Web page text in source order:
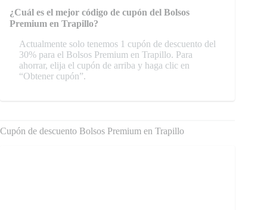
¿Cuál es el mejor código de cupón del Bolsos
Premium en Trapillo?
Actualmente solo tenemos 1 cupón de descuento del
30% para el Bolsos Premium en Trapillo. Para
ahorrar, elija el cupón de arriba y haga clic en
“Obtener cupón”.
Cupón de descuento Bolsos Premium en Trapillo